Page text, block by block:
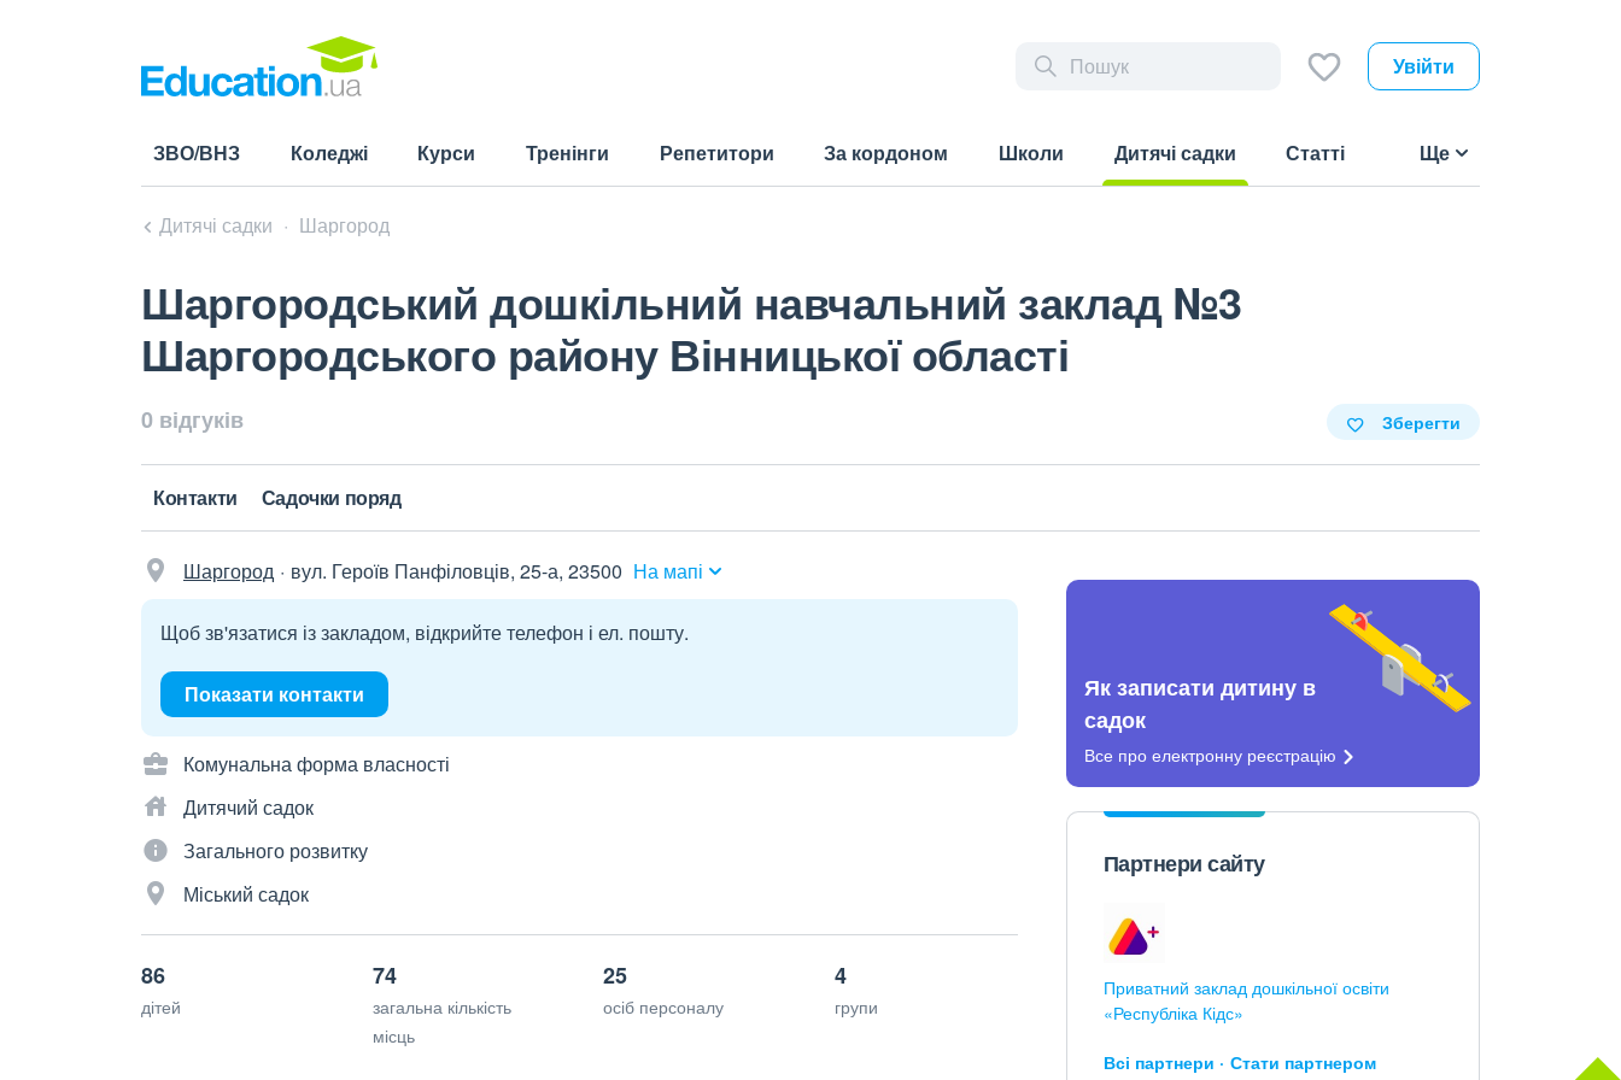
Увійти
ЗВО/ВНЗ Коледжі Курси Тренінги Репетитори За кордоном Школи
Дитячі садки
Статті Ще
Дитячі садки Шаргород
Шаргородський дошкільний навчальний заклад №3
Шаргородського району Вінницької області
0 відгуків Зберегти
Контакти Садочки поряд
Шаргород вул. Героїв Панфіловців, 25-а, 23500 На мапі
Щоб зв'язатися із закладом, відкрийте телефон і ел. пошту.
Показати контакти
Комунальна форма власності
Дитячий садок
Загального розвитку
Міський садок
86
дітей
74
загальна кількість
місць
25
осіб персоналу
4
групи
Як записати дитину в
садок
Все про електронну реєстрацію
Партнери сайту
Приватний заклад дошкільної освіти
«Республіка Кідс»
Всі партнери Стати партнером